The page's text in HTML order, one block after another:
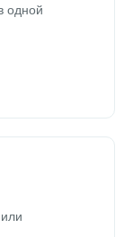
одной